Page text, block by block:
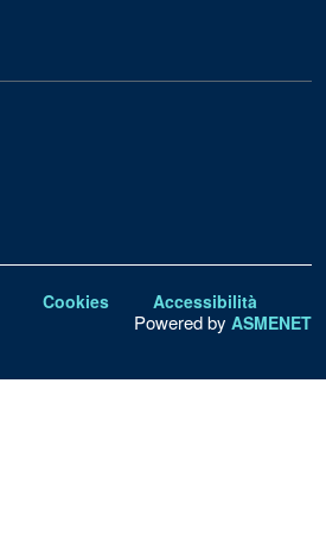
Cookies Accessibilità
Powered by ASMENET